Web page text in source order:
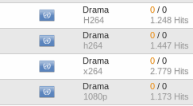
Drama
H264
0 / 0
1.248 Hits
Drama
h264
0 / 0
1.447 Hits
Drama
x264
0 / 0
2.779 Hits
Drama
1080p
0 / 0
1.173 Hits